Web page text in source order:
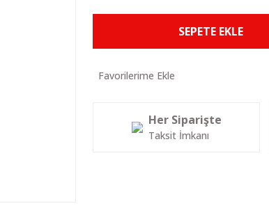
SEPETE EKLE
Her Siparişte
Taksit İmkanı